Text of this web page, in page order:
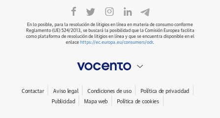
En lo posible, para la resolución de litigios en línea en materia de consumo conforme
Reglamento (UE) 524/2013, se buscará la posibilidad que la Comisión Europea facilita
como plataforma de resolución de litigios en línea y que se encuentra disponible en el
enlace https://ec.europa.eu/consumers/odr.
Contactar Aviso legal Condiciones de uso
Política de privacidad
Publicidad
Mapa web Política de cookies